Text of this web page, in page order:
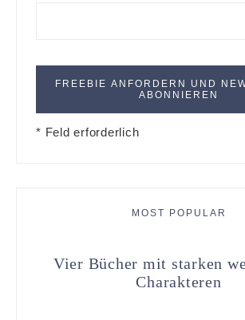
* Feld erforderlich
MOST POPULAR
Vier Bücher mit starken
Charakteren